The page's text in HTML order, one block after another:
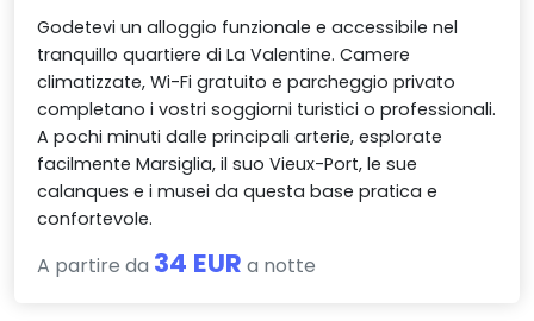
Godetevi un alloggio funzionale e accessibile nel
tranquillo quartiere di La Valentine. Camere
climatizzate, Wi-Fi gratuito e parcheggio privato
completano i vostri soggiorni turistici o professionali.
A pochi minuti dalle principali arterie, esplorate
facilmente Marsiglia, il suo Vieux-Port, le sue
calanques e i musei da questa base pratica e
confortevole.
A partire da 34 EUR a notte